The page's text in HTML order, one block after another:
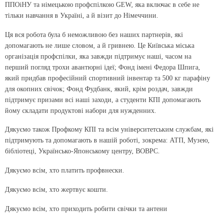
ППОіНУ та німецькою профспілкою GEW, яка включає в себе не
тільки навчання в Україні, а й візит до Німеччини.
Ця вся робота була б неможливою без наших партнерів, які
допомагають не лише словом, а й гривнею. Це Київська міська
організація профспілки, яка завжди підтримує наші, часом на
перший погляд трохи авантюрні ідеї; Фонд імені Федора Шпига,
який придбав професійний спортивний інвентар та 500 кг парафіну
для окопних свічок; Фонд Фудбанк, який, крім роздач, завжди
підтримує призами всі наші заходи, а студенти КПІ допомагають
йому складати продуктові набори для нужденних.
Дякуємо також Профкому КПІ та всім університетським службам, які
підтримують та допомагають в нашій роботі, зокрема: АТП, Музею,
бібліотеці, Укра­їнсько-Японському центру, ВОВРС.
Дякуємо всім, хто платить профвнески.
Дякуємо всім, хто жертвує кошти.
Дякуємо всім, хто приходить робити свічки та антени